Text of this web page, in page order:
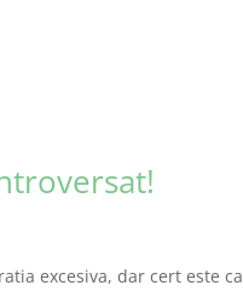
excesiva, dar cert este